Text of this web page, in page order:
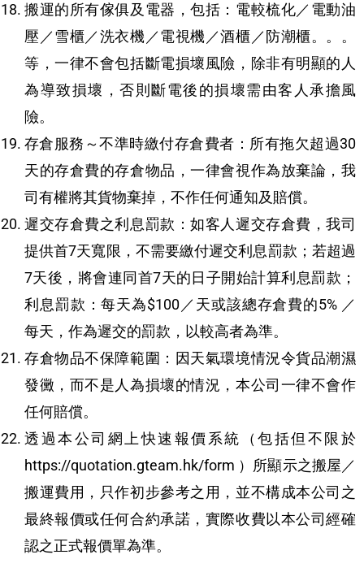
搬運的所有傢俱及電器，包括：電較梳化／電動油
壓／雪櫃／洗衣機／電視機／酒櫃／防潮櫃。。。
等，一律不會包括斷電損壞風險，除非有明顯的人
為導致損壞，否則斷電後的損壞需由客人承擔風
險。
存倉服務～不準時繳付存倉費者：所有拖欠超過30
天的存倉費的存倉物品，一律會視作為放棄論，我
司有權將其貨物棄掉，不作任何通知及賠償。
遲交存倉費之利息罰款：如客人遲交存倉費，我司
提供首7天寬限，不需要繳付遲交利息罰款；若超過
7天後，將會連同首7天的日子開始計算利息罰款；
利息罰款：每天為$100／天或該總存倉費的5% ／
每天，作為遲交的罰款，以較高者為準。
存倉物品不保障範圍：因天氣環境情況令貨品潮濕
發黴，而不是人為損壞的情況，本公司一律不會作
任何賠償。
透過本公司網上快速報價系統（包括但不限於
https://quotation.gteam.hk/form ）所顯示之搬屋／
搬運費用，只作初步參考之用，並不構成本公司之
最終報價或任何合約承諾，實際收費以本公司經確
認之正式報價單為準。